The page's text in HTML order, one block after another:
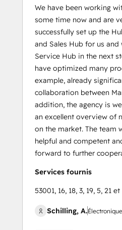
We have been working
some time now and are
successfully set up the
and Sales Hub for us and
Service Hub in the next
have optimized many
example, already
collaboration between
addition, the agency is
an excellent overview of
on the market. The team
helpful and competent
forward to further
Services fournis
53001, 16, 18, 3, 19, 5, 21 et
Schilling, A.Électronique